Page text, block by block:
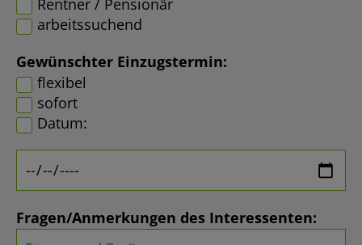
Rentner / Pensionär
arbeitssuchend
Gewünschter Einzugstermin:
flexibel
sofort
Datum:
Fragen/Anmerkungen des Interessenten: